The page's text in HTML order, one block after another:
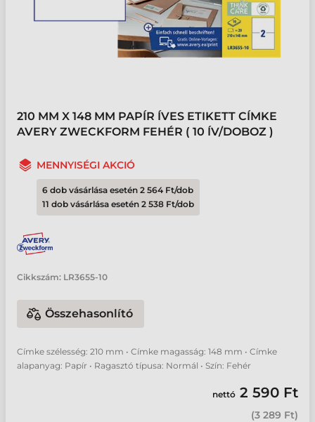
210 MM X 148 MM PAPÍR ÍVES ETIKETT CÍMKE
AVERY ZWECKFORM FEHÉR ( 10 ÍV/DOBOZ )
MENNYISÉGI AKCIÓ
6 dob vásárlása esetén 2 564 Ft/dob
11 dob vásárlása esetén 2 538 Ft/dob
Cikkszám: LR3655-10
Összehasonlító
Címke szélesség: 210 mm • Címke magasság: 148 mm • Címke
alapanyag: Papír • Ragasztó típusa: Normál • Szín: Fehér
nettó 2 590 Ft
(3 289 Ft)